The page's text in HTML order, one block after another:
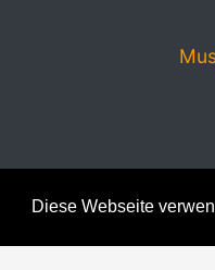
Diese Webseite